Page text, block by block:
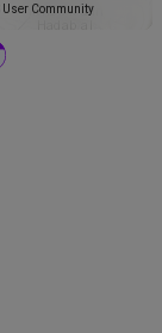
User Community